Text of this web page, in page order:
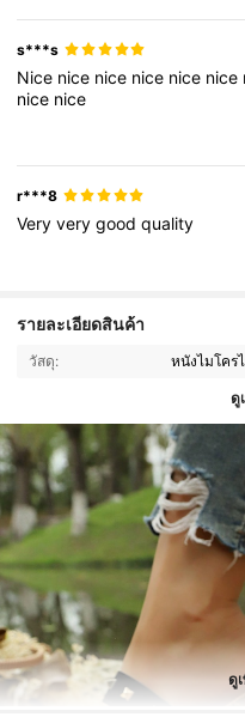
s***s
Nice nice nice nice nice nice
nice nice
r***8
Veryverygoodquality
รายละเอียดสินค้า
วัสดุ: หนังไมโคร
ดู
ดู
4.84 818 ผู้ติดตาม
4.84 818 ผู้ติดตาม